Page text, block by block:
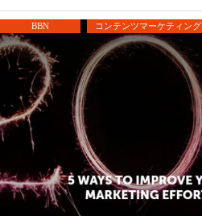
BBN コンテンツマーケティング